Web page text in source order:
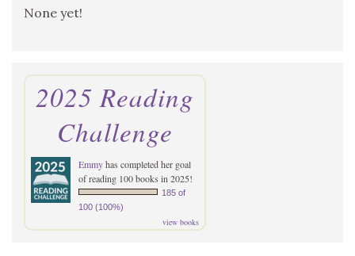
None yet!
2025 Reading
Challenge
Emmyhas completed her goal
of reading 100 books in 2025!
185 of
100 (100%)
view books